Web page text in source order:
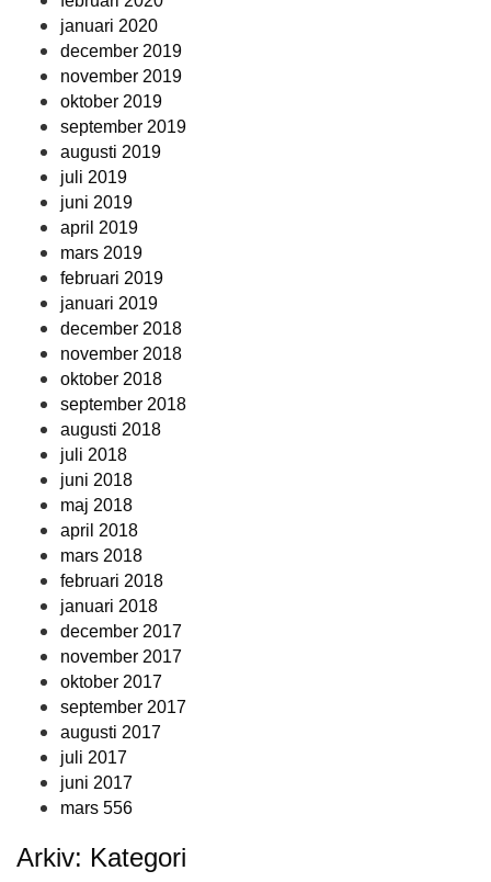
januari 2020
december 2019
november 2019
oktober 2019
september 2019
augusti 2019
juli 2019
juni 2019
april 2019
mars 2019
februari 2019
januari 2019
december 2018
november 2018
oktober 2018
september 2018
augusti 2018
juli 2018
juni 2018
maj 2018
april 2018
mars 2018
februari 2018
januari 2018
december 2017
november 2017
oktober 2017
september 2017
augusti 2017
juli 2017
juni 2017
mars 556
Arkiv: Kategori